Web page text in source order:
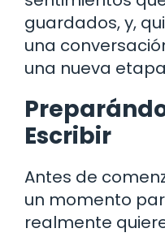
guardados, y,
una
una nueva
Escribir
Antes de
un momento
realmente